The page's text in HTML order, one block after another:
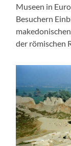
Museen in
Besuchern
der römischen